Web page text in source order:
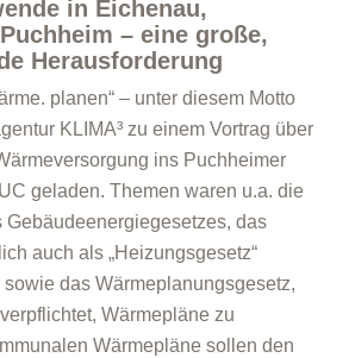
in Eichenau,
– eine große,
Herausforderung
planen“ – unter diesem Motto
KLIMA³ zu einem Vortrag über
ins Puchheimer
geladen. Themen waren u.a. die
Gebäudeenergiegesetzes, das
auch als „Heizungsgesetz“
das Wärmeplanungsgesetz,
Wärmepläne zu
Wärmepläne sollen den